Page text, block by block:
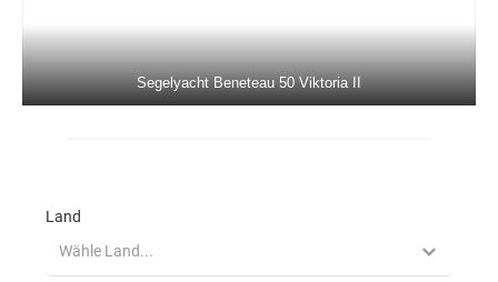
Beneteau Cyclades 50.5 Filyos in
Marmaris in der Türkei
Jeanneau Sun Odyssey 50DS Eleven in
Jeanneau 53 Anja Sophie in Marmaris in
der Türkei
Segelyacht Beneteau 50 Viktoria II